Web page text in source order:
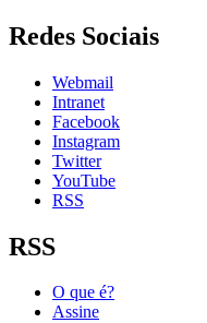
Redes Sociais
Webmail
Intranet
Facebook
Instagram
Twitter
YouTube
RSS
RSS
O que é?
Assine